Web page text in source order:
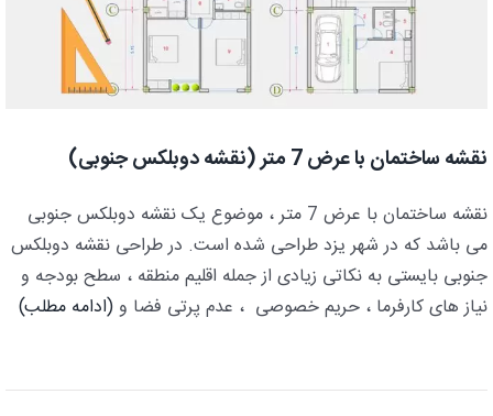
نقشه ساختمان با عرض 7 متر (نقشه دوبلکس جنوبی)
نقشه ساختمان با عرض 7 متر ، موضوع یک نقشه دوبلکس جنوبی
می باشد که در شهر یزد طراحی شده است. در طراحی نقشه دوبلکس
جنوبی بایستی به نکاتی زیادی از جمله اقلیم منطقه ، سطح بودجه و
نیاز های کارفرما ، حریم خصوصی ، عدم پرتی فضا و(ادامه مطلب)